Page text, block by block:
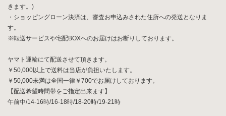
きます。)
・ショッピングローン決済は、審査お申込みされた住所への発送となりま
す。
※転送サービスや宅配BOXへのお届けはお断りしております。
ヤマト運輸にて配送させて頂きます。
￥50,000以上で送料は当店が負担いたします。
￥50,000未満は全国一律￥700でお届けしております。
【配送希望時間帯をご指定出来ます】
午前中/14-16時/16-18時/18-20時/19-21時